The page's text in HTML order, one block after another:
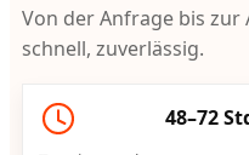
Von der Anfrage bis
schnell, zuverlässig.
48–72